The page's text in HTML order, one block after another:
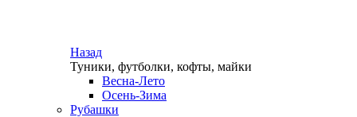
Назад
Туники, футболки, кофты, майки
Весна-Лето
Осень-Зима
Рубашки